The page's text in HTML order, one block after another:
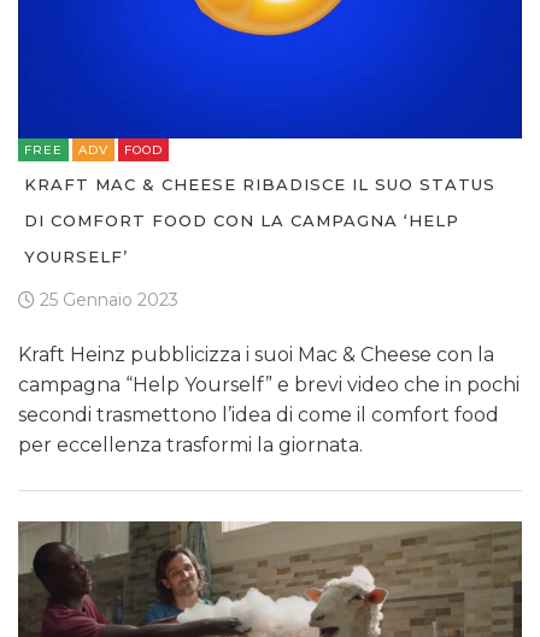
FREE ADV FOOD
KRAFT MAC & CHEESE RIBADISCE IL SUO STATUS
DI COMFORT FOOD CON LA CAMPAGNA ‘HELP
YOURSELF’
25 Gennaio 2023
Kraft Heinz pubblicizza i suoi Mac & Cheese con la
campagna “Help Yourself” e brevi video che in pochi
secondi trasmettono l’idea di come il comfort food
per eccellenza trasformi la giornata.